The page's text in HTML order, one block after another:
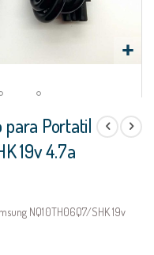
para Portatil
19v 4.7a
NQ10TH06Q7/SHK 19v